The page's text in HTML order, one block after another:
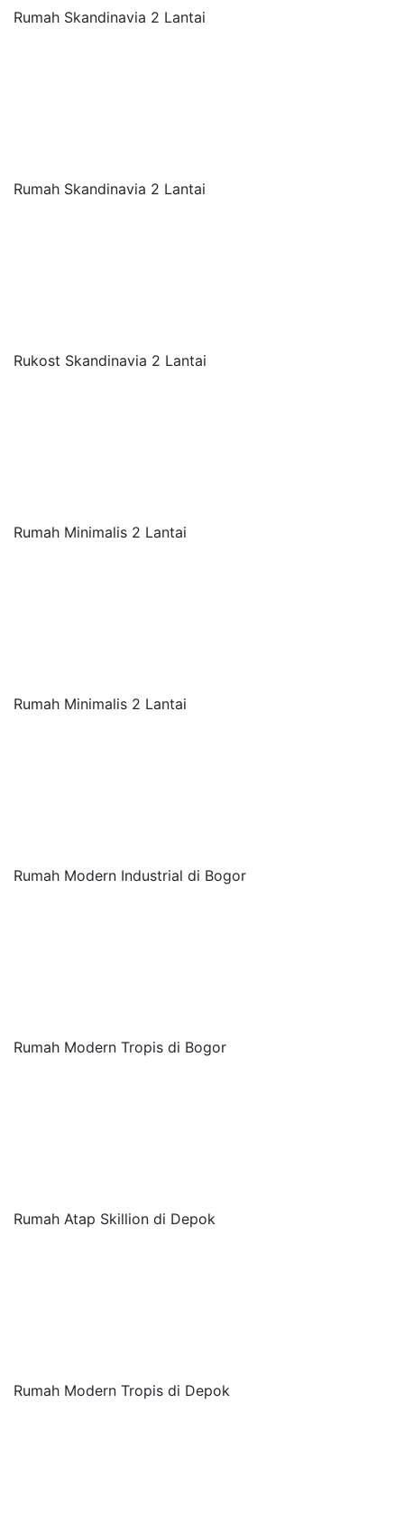
Rumah Skandinavia 2 Lantai
Rumah Skandinavia 2 Lantai
Rukost Skandinavia 2 Lantai
Rumah Minimalis 2 Lantai
Rumah Minimalis 2 Lantai
Rumah Modern Industrial di Bogor
Rumah Modern Tropis di Bogor
Rumah Atap Skillion di Depok
Rumah Modern Tropis di Depok